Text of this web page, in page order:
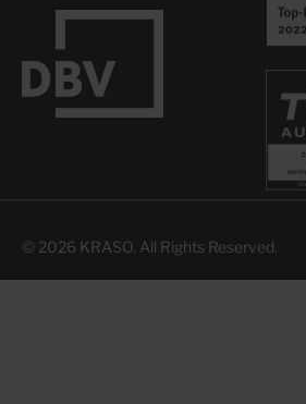
© 2026 KRASO. All Rights Reserved.